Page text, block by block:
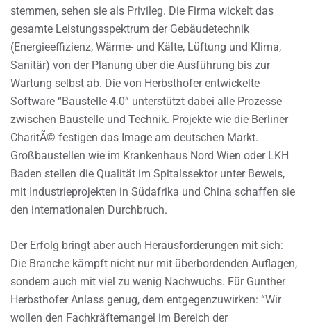
stemmen, sehen sie als Privileg. Die Firma wickelt das
gesamte Leistungsspektrum der Gebäudetechnik
(Energieeffizienz, Wärme- und Kälte, Lüftung und Klima,
Sanitär) von der Planung über die Ausführung bis zur
Wartung selbst ab. Die von Herbsthofer entwickelte
Software “Baustelle 4.0” unterstützt dabei alle Prozesse
zwischen Baustelle und Technik. Projekte wie die Berliner
CharitÃ© festigen das Image am deutschen Markt.
Großbaustellen wie im Krankenhaus Nord Wien oder LKH
Baden stellen die Qualität im Spitalssektor unter Beweis,
mit Industrieprojekten in Südafrika und China schaffen sie
den internationalen Durchbruch.
Der Erfolg bringt aber auch Herausforderungen mit sich:
Die Branche kämpft nicht nur mit überbordenden Auflagen,
sondern auch mit viel zu wenig Nachwuchs. Für Gunther
Herbsthofer Anlass genug, dem entgegenzuwirken: “Wir
wollen den Fachkräftemangel im Bereich der